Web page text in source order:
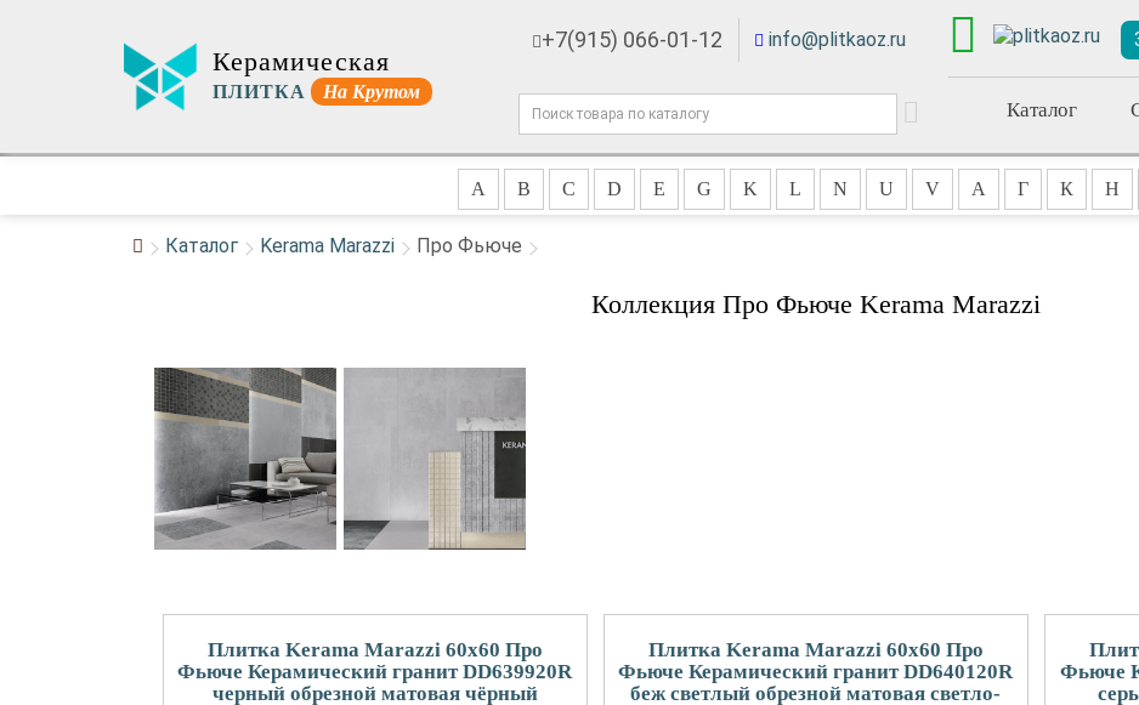
Керамическая
ПЛИТКА На Крутом
+7(915) 066-01-12 info@plitkaoz.ru
Каталог
A B C D E G K L N U V А Г К Н
Каталог Kerama Marazzi Про Фьюче
Коллекция Про Фьюче Kerama Marazzi
Плитка Kerama Marazzi 60x60 Про
Фьюче Керамический гранит DD639920R
черный обрезной матовая чёрный
Плитка Kerama Marazzi 60x60 Про
Фьюче Керамический гранит DD640120R
беж светлый обрезной матовая светло-
Фьюче